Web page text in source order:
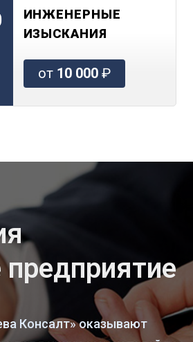
ИНЖЕНЕРНЫЕ
ИЗЫСКАНИЯ
от 10 000₽
Консалт» оказывают